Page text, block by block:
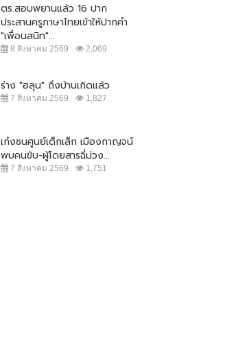
ตร.สอบพยานแล้ว 16 ปาก
ประสานครูภาษาไทยเข้าให้ปากคำ
"เพื่อนสนิท"...
8 สิงหาคม 2569 2,069
ร่าง "ฮลุน" ถึงบ้านเกิดแล้ว
7 สิงหาคม 2569 1,827
เก๋งชนศูนย์เด็กเล็ก เมืองกาญจน์
พบคนขับ-ผู้โดยสารฉี่ม่วง...
7 สิงหาคม 2569 1,751